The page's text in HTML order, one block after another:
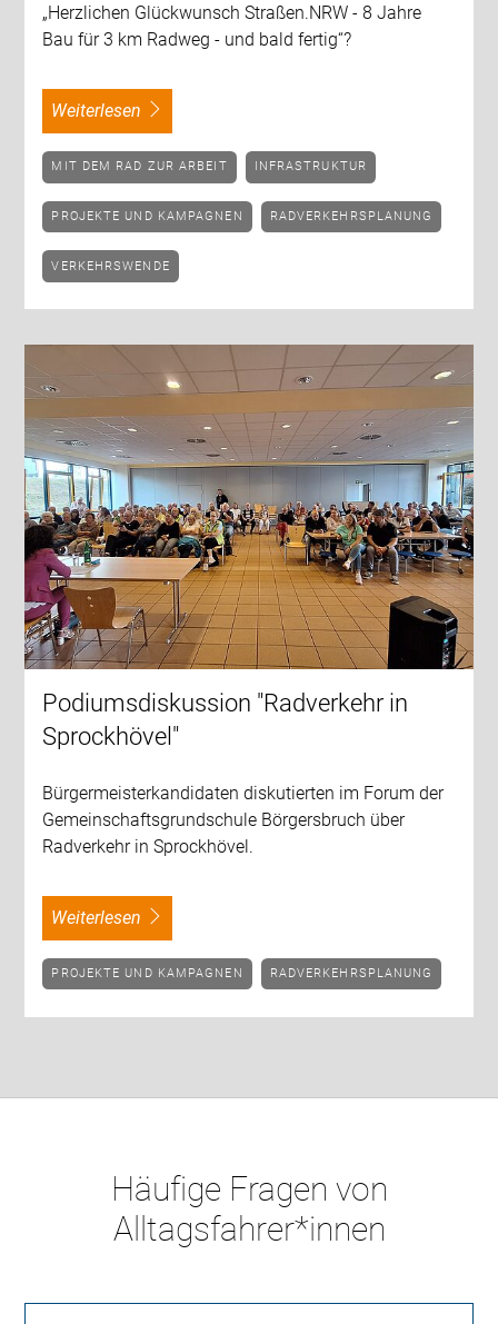
„Herzlichen Glückwunsch Straßen.NRW - 8 Jahre
Bau für 3 km Radweg - und bald fertig“?
weiterlesen
MIT DEM RAD ZUR ARBEIT INFRASTRUKTUR
PROJEKTE UND KAMPAGNEN RADVERKEHRSPLANUNG
VERKEHRSWENDE
Podiumsdiskussion "Radverkehr in
Sprockhövel"
Bürgermeisterkandidaten diskutierten im Forum der
Gemeinschaftsgrundschule Börgersbruch über
Radverkehr in Sprockhövel.
weiterlesen
PROJEKTE UND KAMPAGNEN RADVERKEHRSPLANUNG
Häufige Fragen von
Alltagsfahrer*innen